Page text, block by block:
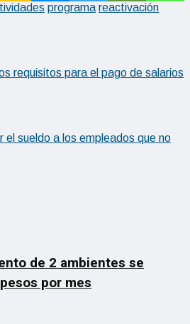
programa reactivación
requisitos para el pago de salarios
el sueldo a los empleados que no
de 2 ambientes se
por mes